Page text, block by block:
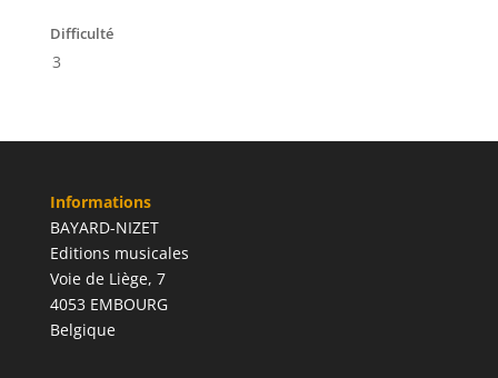
Difficulté
3
Informations
BAYARD-NIZET
Editions musicales
Voie de Liège, 7
4053 EMBOURG
Belgique